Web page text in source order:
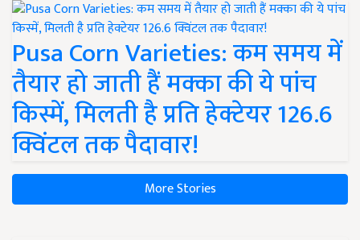
Pusa Corn Varieties: कम समय में
तैयार हो जाती हैं मक्का की ये पांच
किस्में, मिलती है प्रति हेक्टेयर 126.6
क्विंटल तक पैदावार!
More Stories